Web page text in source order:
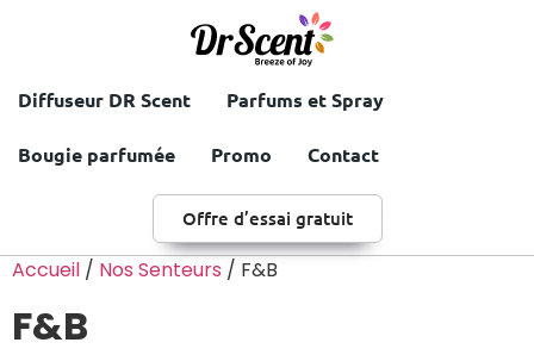
Diffuseur DR Scent Parfums et Spray
Bougie parfumée Promo Contact
Offre d’essai gratuit
Accueil / Nos Senteurs / F&B
F&B